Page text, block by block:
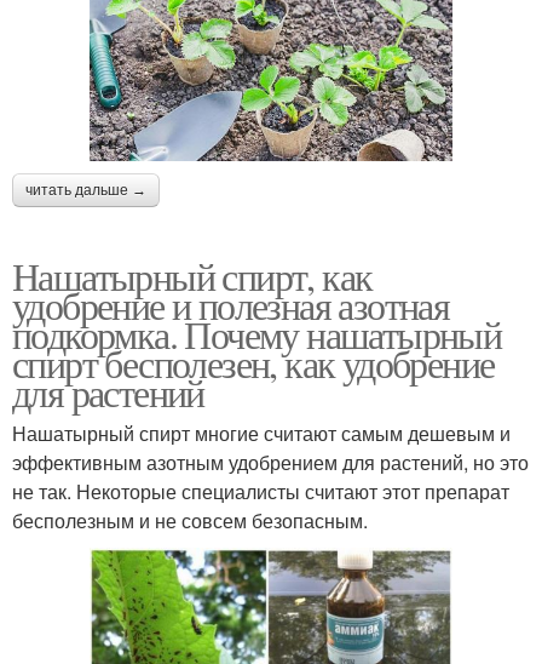
читать дальше →
Нашатырный спирт, как
удобрение и полезная азотная
подкормка. Почему нашатырный
спирт бесполезен, как удобрение
для растений
Нашатырный спирт многие считают самым дешевым и
эффективным азотным удобрением для растений, но это
не так. Некоторые специалисты считают этот препарат
бесполезным и не совсем безопасным.